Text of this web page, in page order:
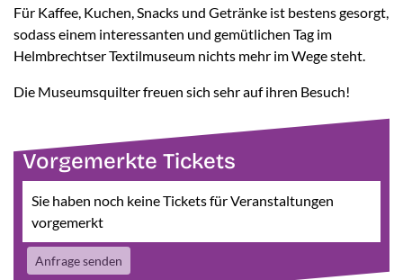
Für Kaffee, Kuchen, Snacks und Getränke ist bestens gesorgt,
sodass einem interessanten und gemütlichen Tag im
Helmbrechtser Textilmuseum nichts mehr im Wege steht.
Die Museumsquilter freuen sich sehr auf ihren Besuch!
Vorgemerkte Tickets
Sie haben noch keine Tickets für Veranstaltungen
vorgemerkt
Anfrage senden